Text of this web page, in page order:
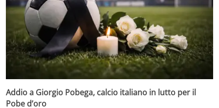
Addio a Giorgio Pobega, calcio italiano in lutto per il
Pobe d’oro